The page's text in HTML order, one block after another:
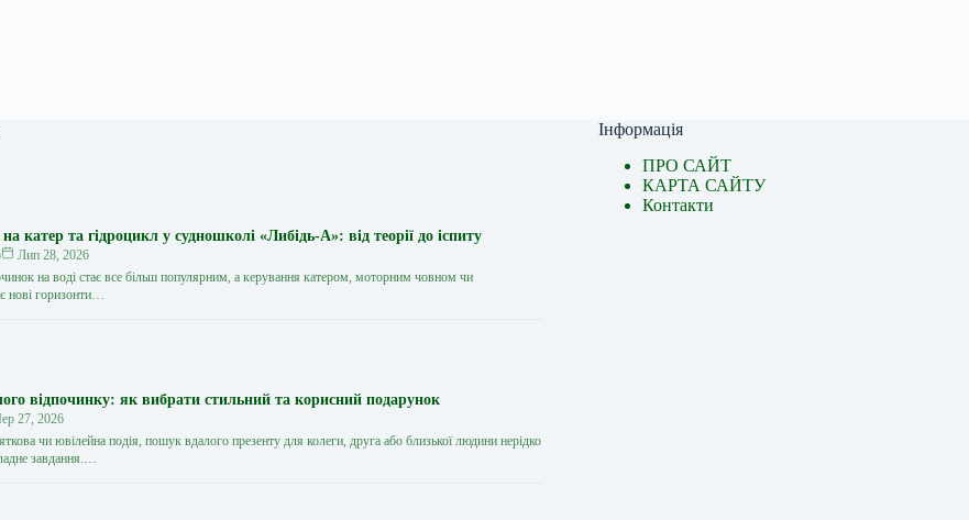
катер та гідроцикл у судношколі «Либідь-А»: від теорії до іспиту
Лип 28, 2026
на воді стає все більш популярним, а керування катером, моторним човном чи
нові горизонти…
відпочинку: як вибрати стильний та корисний подарунок
27, 2026
чи ювілейна подія, пошук вдалого презенту для колеги, друга або близької людини нерідко
завдання.…
Інформація
ПРО САЙТ
КАРТА САЙТУ
Контакти